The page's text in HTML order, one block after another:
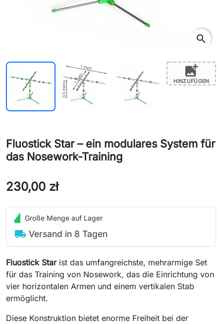
search
add_photo_alternate
HINZUFÜGEN
Fluostick Star – ein modulares System für
das Nosework-Training
230,00 zł
Große Menge auf Lager
local_shipping Versand in 8 Tagen
Fluostick Starist das umfangreichste, mehrarmige Set
für das Training von Nosework, das die Einrichtung von
vier horizontalen Armen und einem vertikalen Stab
ermöglicht.
Diese Konstruktion bietet enorme Freiheit bei der